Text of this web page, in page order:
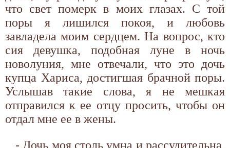
что свет померк в моих глазах. С той
поры я лишился покоя, и любовь
завладела моим сердцем. На вопрос, кто
сия девушка, подобная луне в ночь
новолуния, мне отвечали, что это дочь
купца Хариса, достигшая брачной поры.
Услышав такие слова, я не мешкая
отправился к ее отцу просить, чтобы он
отдал мне ее в жены.
- Дочь моя столь умна и рассудительна,